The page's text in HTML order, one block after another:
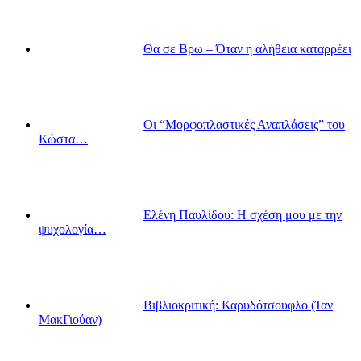
Θα σε Βρω – Όταν η αλήθεια καταρρέει
Οι “Μορφοπλαστικές Αναπλάσεις” του
Κώστα…
Ελένη Παυλίδου: Η σχέση μου με την
ψυχολογία…
Βιβλιοκριτική: Καρυδότσουφλο (Ίαν
ΜακΓιούαν)